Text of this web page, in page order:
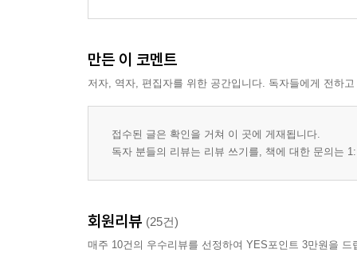
만든 이 코멘트
저자, 역자, 편집자를 위한 공간입니다. 독자들에게 전하
접수된 글은 확인을 거쳐 이 곳에 게재됩니다.
독자 분들의 리뷰는 리뷰 쓰기를, 책에 대한 문의는
회원리뷰 (25건)
매주 10건의 우수리뷰를 선정하여 YES포인트 3만원을 드